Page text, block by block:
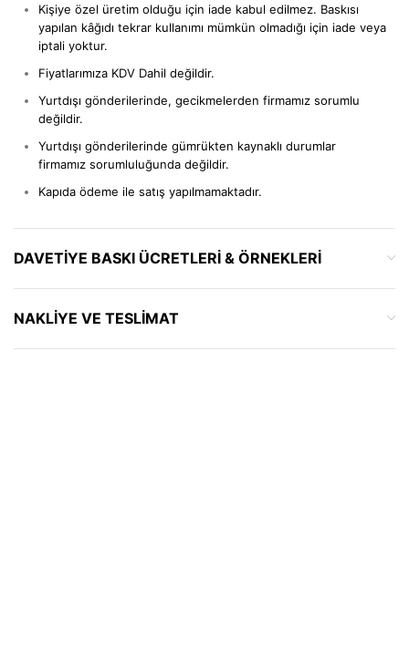
Kişiye özel üretim olduğu için iade kabul edilmez. Baskısı
yapılan kâğıdı tekrar kullanımı mümkün olmadığı için iade veya
iptali yoktur.
Fiyatlarımıza KDV Dahil değildir.
Yurtdışı gönderilerinde, gecikmelerden firmamız sorumlu
değildir.
Yurtdışı gönderilerinde gümrükten kaynaklı durumlar
firmamız sorumluluğunda değildir.
Kapıda ödeme ile satış yapılmamaktadır.
DAVETIYE BASKI ÜCRETLERI & ÖRNEKLERI
NAKLIYE VE TESLIMAT